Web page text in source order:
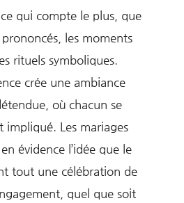
qui compte le plus, que
les moments
rituels symboliques.
crée une ambiance
où chacun se
impliqué. Les mariages
évidence l’idée que le
tout une célébration de
quel que soit